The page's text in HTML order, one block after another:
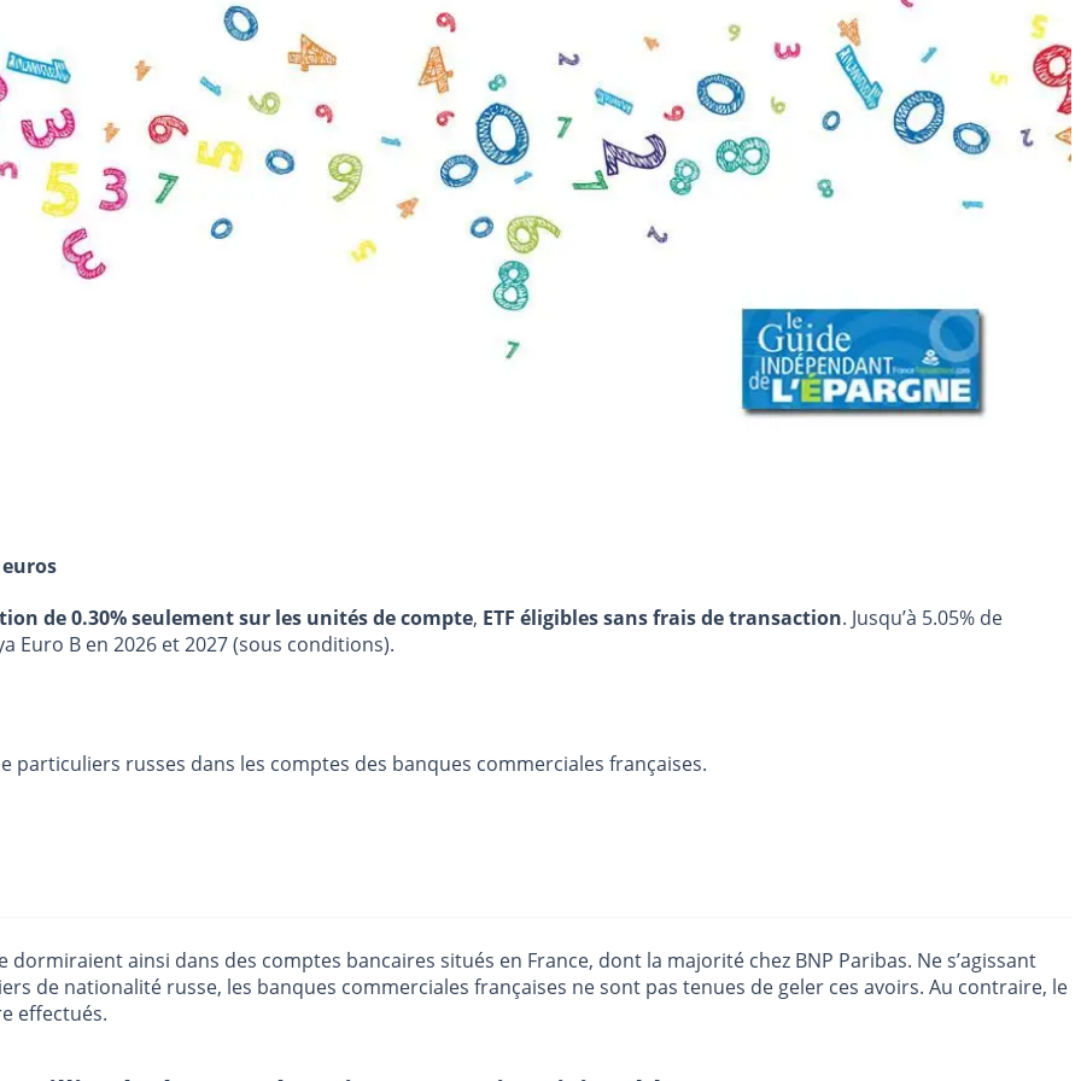
de 0.30% seulement sur les unités de compte, ETF éligibles sans frais de transaction. Jusqu’à 5.05% de
Euro B en 2026 et 2027 (sous conditions).
particuliers russes dans les comptes des banques commerciales françaises.
dormiraient ainsi dans des comptes bancaires situés en France, dont la majorité chez BNP Paribas. Ne s’agissant
de nationalité russe, les banques commerciales françaises ne sont pas tenues de geler ces avoirs. Au contraire, le
effectués.